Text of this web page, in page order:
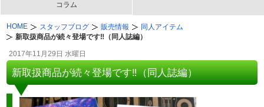
コラム
HOME スタッフブログ 販売情報
同人アイテム
新取扱商品が続々登場です‼︎（同人誌編）
2017年11月29日 水曜日
新取扱商品が続々登場です‼︎（同人誌編）